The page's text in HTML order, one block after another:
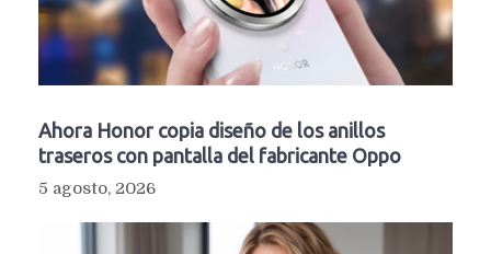
Ahora Honor copia diseño de los anillos
traseros con pantalla del fabricante Oppo
5 agosto, 2026